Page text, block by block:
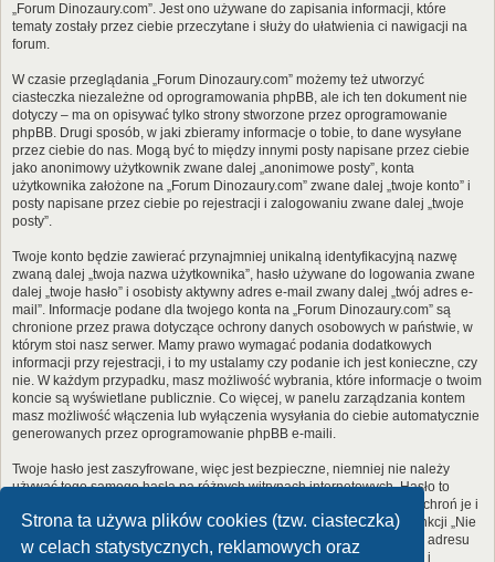
Strona ta używa plików cookies (tzw. ciasteczka)
w celach statystycznych, reklamowych oraz
„Forum Dinozaury.com”. Jest ono używane do zapisania informacji, które
tematy zostały przez ciebie przeczytane i służy do ułatwienia ci nawigacji na
forum.
W czasie przeglądania „Forum Dinozaury.com” możemy też utworzyć
ciasteczka niezależne od oprogramowania phpBB, ale ich ten dokument nie
dotyczy – ma on opisywać tylko strony stworzone przez oprogramowanie
phpBB. Drugi sposób, w jaki zbieramy informacje o tobie, to dane wysyłane
przez ciebie do nas. Mogą być to między innymi posty napisane przez ciebie
jako anonimowy użytkownik zwane dalej „anonimowe posty”, konta
użytkownika założone na „Forum Dinozaury.com” zwane dalej „twoje konto” i
posty napisane przez ciebie po rejestracji i zalogowaniu zwane dalej „twoje
posty”.
Twoje konto będzie zawierać przynajmniej unikalną identyfikacyjną nazwę
zwaną dalej „twoja nazwa użytkownika”, hasło używane do logowania zwane
dalej „twoje hasło” i osobisty aktywny adres e-mail zwany dalej „twój adres e-
mail”. Informacje podane dla twojego konta na „Forum Dinozaury.com” są
chronione przez prawa dotyczące ochrony danych osobowych w państwie, w
którym stoi nasz serwer. Mamy prawo wymagać podania dodatkowych
informacji przy rejestracji, i to my ustalamy czy podanie ich jest konieczne, czy
nie. W każdym przypadku, masz możliwość wybrania, które informacje o twoim
koncie są wyświetlane publicznie. Co więcej, w panelu zarządzania kontem
masz możliwość włączenia lub wyłączenia wysyłania do ciebie automatycznie
generowanych przez oprogramowanie phpBB e-maili.
Twoje hasło jest zaszyfrowane, więc jest bezpieczne, niemniej nie należy
używać tego samego hasła na różnych witrynach internetowych. Hasło to
umożliwia dostęp do twojego konta na „Forum Dinozaury.com”, więc chroń je i
w żadnym wypadku nie podawajnikomu. Jeśli je zapomnisz, użyj funkcji „Nie
pamiętam hasła”. Witryna poprosi cię o podanie nazwy użytkownika i adresu
e-mail. Po podaniu tych danych zostanie wygenerowane nowe hasło i